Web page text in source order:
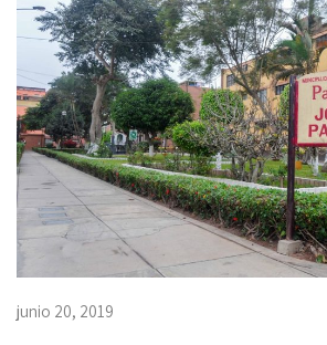
junio 20, 2019